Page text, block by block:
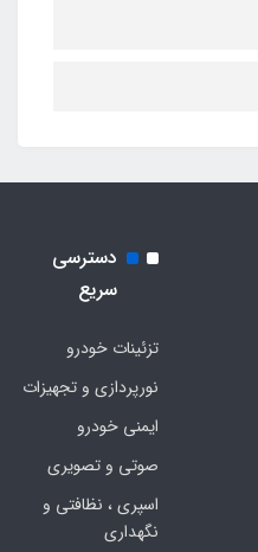
دسترسی
سریع
تزئینات خودرو
نورپردازی و تجهیزات
ایمنی خودرو
صوتی و تصویری
اسپری ، نظافتی و
نگهداری